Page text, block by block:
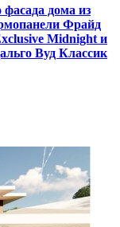
дома из
Фрайд
Midnight и
Вуд Классик